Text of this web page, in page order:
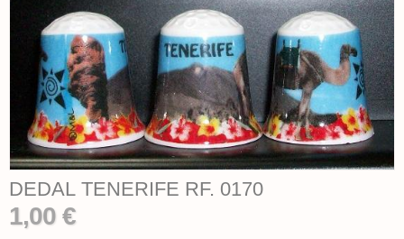
DEDAL TENERIFE RF. 0170
1,00 €